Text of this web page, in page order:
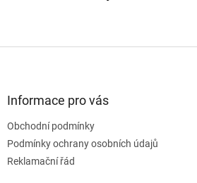
Informace pro vás
Obchodní podmínky
Podmínky ochrany osobních údajů
Reklamační řád